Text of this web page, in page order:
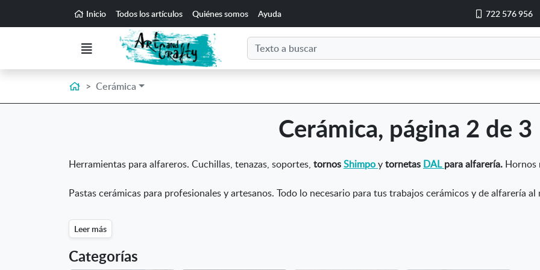
Ir al contenido principal de la página
Inicio Todos los artículos Quiénes somos Ayuda 722 576 956
Menú Buscar
InicioCerámica
Cerámica, página 2 de 3
Herramientas para alfareros. Cuchillas, tenazas, soportes, tornosShimpoytornetas DALpara alfarería. Hornos
Pastas cerámicas para profesionales y artesanos. Todo lo necesario para tus trabajos cerámicos y de alfarería al
Leer más
Categorías